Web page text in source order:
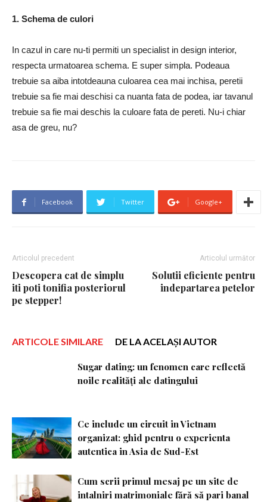
1. Schema de culori
In cazul in care nu-ti permiti un specialist in design interior,
respecta urmatoarea schema. E super simpla. Podeaua
trebuie sa aiba intotdeauna culoarea cea mai inchisa, peretii
trebuie sa fie mai deschisi ca nuanta fata de podea, iar tavanul
trebuie sa fie mai deschis la culoare fata de pereti. Nu-i chiar
asa de greu, nu?
Facebook Twitter Google+
Articolul precedent
Descopera cat de simplu
iti poti tonifia posteriorul
pe stepper!
Articolul următor
Solutii eficiente pentru
indepartarea petelor
ARTICOLE SIMILARE DE LA ACELAȘI AUTOR
Sugar dating: un fenomen care reflectă
noile realități ale datingului
Ce include un circuit in Vietnam
organizat: ghid pentru o experienta
autentica in Asia de Sud-Est
Cum scrii primul mesaj pe un site de
intalniri matrimoniale fără să pari banal